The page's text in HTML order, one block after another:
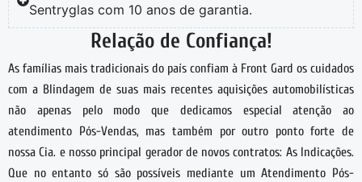
Sentryglas com 10 anos de garantia.
Relação de Confiança!
As famílias mais tradicionais do país confiam à Front Gard os cuidados
com a Blindagem de suas mais recentes aquisições automobilísticas
não apenas pelo modo que dedicamos especial atenção ao
atendimento Pós-Vendas, mas também por outro ponto forte de
nossa Cia. e nosso principal gerador de novos contratos: As Indicações.
Que no entanto só são possíveis mediante um Atendimento Pós-